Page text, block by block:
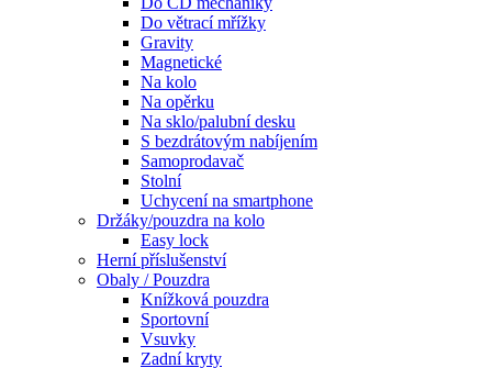
Do větrací mřížky
Gravity
Magnetické
Na kolo
Na opěrku
Na sklo/palubní desku
S bezdrátovým nabíjením
Samoprodavač
Stolní
Uchycení na smartphone
Držáky/pouzdra na kolo
Easy lock
Herní příslušenství
Obaly / Pouzdra
Knížková pouzdra
Sportovní
Vsuvky
Zadní kryty